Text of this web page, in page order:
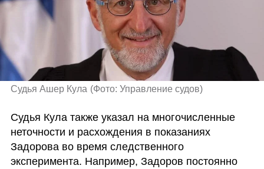
Судья Ашер Кула (Фото: Управление судов)
Судья Кула также указал на многочисленные
неточности и расхождения в показаниях
Задорова во время следственного
эксперимента. Например, Задоров постоянно